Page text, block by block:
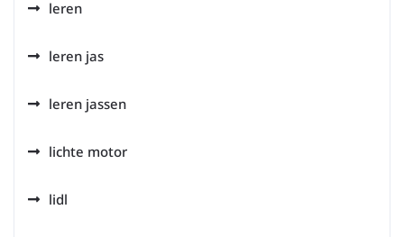
leren
leren jas
leren jassen
lichte motor
lidl